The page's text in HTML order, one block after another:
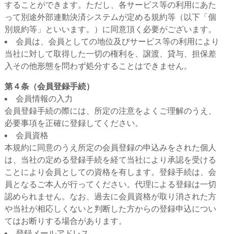
することができます。ただし、各サービス等の利用にあた
って別途外部連動決済システムが定める規約等（以下「個
別規約等」といいます。）に同意頂く必要がございます。
会員は、会員としての地位及びサービス等の利用により
当社に対して取得した一切の権利を、譲渡、貸与、担保差
入その他形態を問わず処分することはできません。
第４条（会員登録手続）
会員情報の入力
会員登録手続の際には、所定の注意をよくご理解のうえ、
必要事項を正確に登録してください。
会員資格
本規約に同意のうえ所定の会員登録の申込みをされた個人
は、当社の定める登録手続を経て当社により承認を受ける
ことにより会員としての資格を有します。登録手続は、会
員となるご本人が行ってください。代理による登録は一切
認められません。なお、過去に会員資格が取り消された方
や当社が相応しくないと判断した方からの登録申込につい
てはお断りする場合があります。